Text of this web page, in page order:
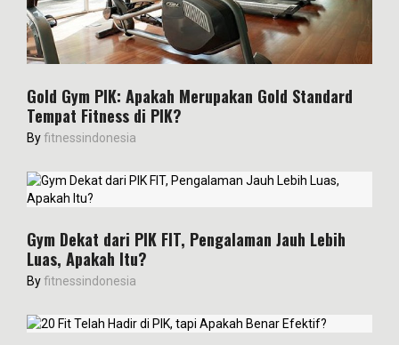
Gold Gym PIK: Apakah Merupakan Gold Standard
Tempat Fitness di PIK?
Byfitnessindonesia
Gym Dekat dari PIK FIT, Pengalaman Jauh Lebih
Luas, Apakah Itu?
Byfitnessindonesia